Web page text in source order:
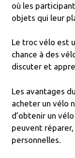
où les
objets qui leur
Le troc vélo est
chance à des
discuter et
Les avantages
acheter un vélo
d’obtenir un
peuvent
personnelles.